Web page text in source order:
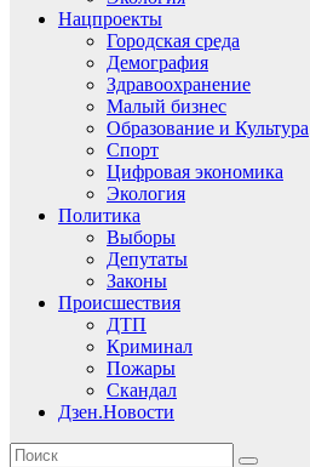
Нацпроекты
Городская среда
Демография
Здравоохранение
Малый бизнес
Образование и Культура
Спорт
Цифровая экономика
Экология
Политика
Выборы
Депутаты
Законы
Происшествия
ДТП
Криминал
Пожары
Скандал
Дзен.Новости